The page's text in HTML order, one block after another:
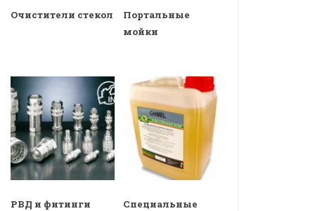
Очистители стекол
Портальные
мойки
РВД и фитинги
Специальные